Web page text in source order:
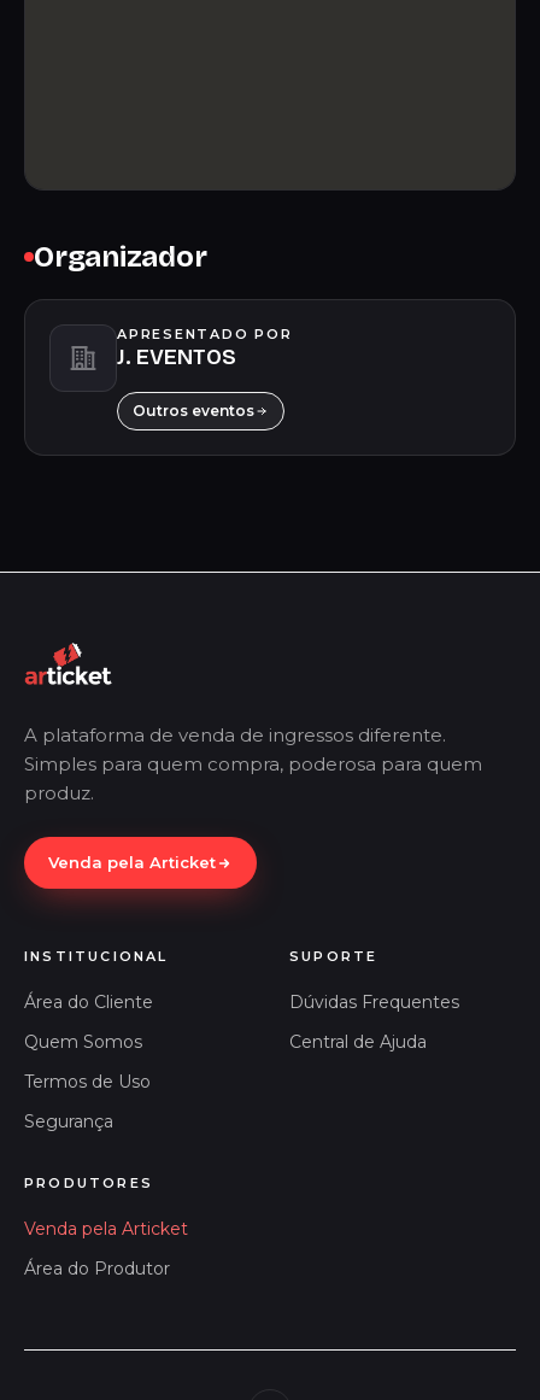
Organizador
APRESENTADO POR
J. EVENTOS
Outros eventos
A plataforma de venda de ingressos diferente.
Simples para quem compra, poderosa para quem
produz.
Venda pela Articket
INSTITUCIONAL
Área do Cliente
Quem Somos
Termos de Uso
Segurança
SUPORTE
Dúvidas Frequentes
Central de Ajuda
PRODUTORES
Venda pela Articket
Área do Produtor